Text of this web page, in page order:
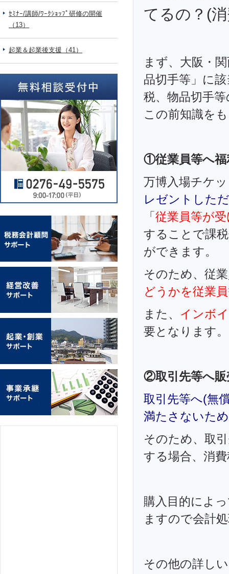
てるの？(
まず、大阪・
品切手等」に
税、物品切手
この前知識を
①従業員等へ福
万博入場チケ
レゼントした
「従業員等が
することで課
ができます。
そのため、従
どうかを従業
また、 インボ
要となります。
②取引先等へ販
取引先等へ(無
満たさないた
そのため、取
する場合、消
購入目的によ
ますので会計
その他の詳し
ｾﾐﾅｰ/講師/ﾜｰｸｼｮｯﾌﾟ研修の開催
（13）
起業＆起業後支援（41）